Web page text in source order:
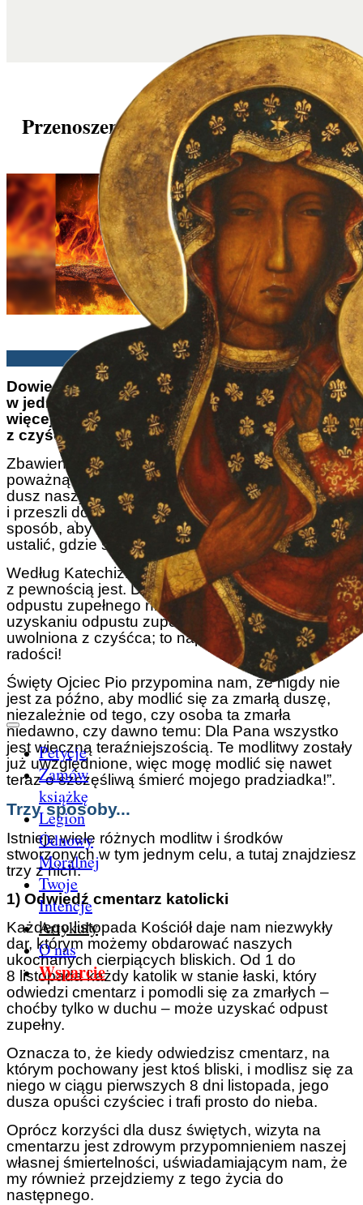
Petycje
Zamów
książkę
Legion
Odnowy
Moralnej
Twoje
Intencje
Artykuły
O nas
Wsparcie
Przenoszenie dusz z czyśćca do nieba
ANF | 31/10/2025
Dowiedz się, jak od 1 do 8 listopada możesz
w jednej chwili pomóc przenieść jedną lub
więcej dusz swoich zmarłych bliskich
z czyśćca do nieba!
Zbawienie duszy ludzkiej jest sprawą bardzo
poważną. Często zastanawiamy się nad losem
dusz naszych bliskich, którzy opuścili ten świat
i przeszli do następnego. Czy istnieje jakiś
sposób, aby dowiedzieć się lub nawet pomóc
ustalić, gdzie spędzą wieczność?
Według Katechizmu Kościoła Katolickiego
z pewnością jest. Dzięki mocy modlitwy uzyskanie
odpustu zupełnego nie jest wcale takie trudne. Po
uzyskaniu odpustu zupełnego dusza zostaje
uwolniona z czyśćca; to naprawdę powód do
radości!
Święty Ojciec Pio przypomina nam, że nigdy nie
jest za późno, aby modlić się za zmarłą duszę,
niezależnie od tego, czy osoba ta zmarła
niedawno, czy dawno temu: Dla Pana wszystko
jest wieczną teraźniejszością. Te modlitwy zostały
już uwzględnione, więc mogę modlić się nawet
teraz o szczęśliwą śmierć mojego pradziadka!”.
Trzy sposoby...
Istnieje wiele różnych modlitw i środków
stworzonych w tym jednym celu, a tutaj znajdziesz
trzy z nich:
1) Odwiedź cmentarz katolicki
Każdego listopada Kościół daje nam niezwykły
dar, którym możemy obdarować naszych
ukochanych cierpiących bliskich. Od 1 do
8 listopada każdy katolik w stanie łaski, który
odwiedzi cmentarz i pomodli się za zmarłych –
choćby tylko w duchu – może uzyskać odpust
zupełny.
Oznacza to, że kiedy odwiedzisz cmentarz, na
którym pochowany jest ktoś bliski, i modlisz się za
niego w ciągu pierwszych 8 dni listopada, jego
dusza opuści czyściec i trafi prosto do nieba.
Oprócz korzyści dla dusz świętych, wizyta na
cmentarzu jest zdrowym przypomnieniem naszej
własnej śmiertelności, uświadamiającym nam, że
my również przejdziemy z tego życia do
następnego.